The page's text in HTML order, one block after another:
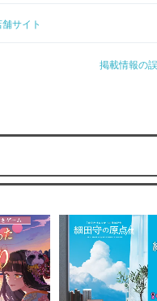
サイト
掲載情報の